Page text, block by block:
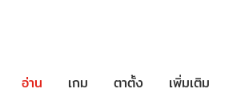
อ่าน เกม ตาตั้ง เพิ่มเติม